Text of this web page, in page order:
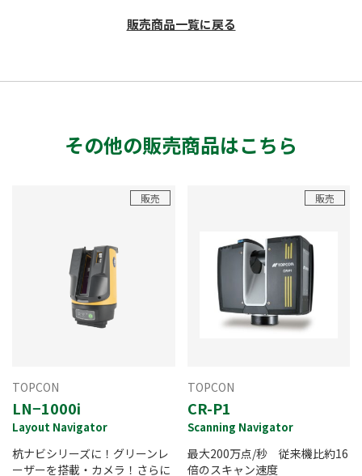
販売商品一覧に戻る
その他の販売商品はこちら
販売
TOPCON
LN−1000i
Layout Navigator
杭ナビシリーズに！グリーンレ
ーザーを搭載・カメラ！さらに
販売
TOPCON
CR-P1
Scanning Navigator
最大200万点/秒 従来機比約16
倍のスキャン速度